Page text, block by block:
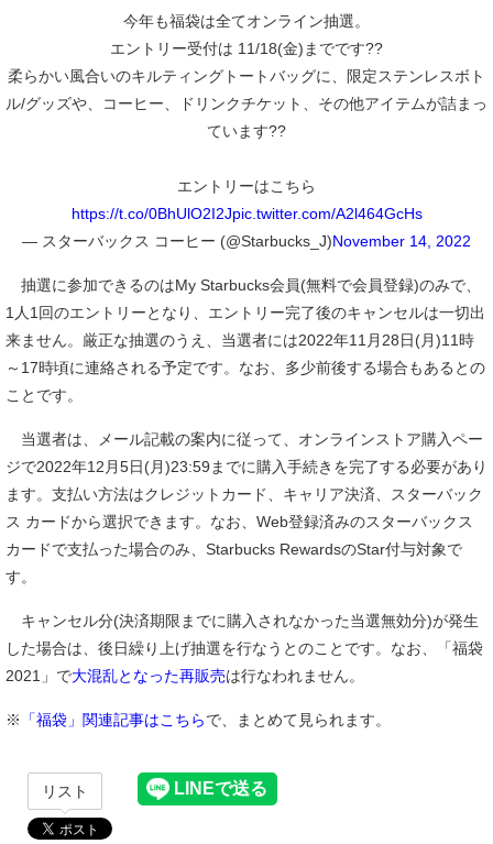
今年も福袋は全てオンライン抽選。
エントリー受付は 11/18(金)までです??
柔らかい風合いのキルティングトートバッグに、限定ステンレスボト
ル/グッズや、コーヒー、ドリンクチケット、その他アイテムが詰まっ
ています??
エントリーはこちら
https://t.co/0BhUlO2I2Jpic.twitter.com/A2l464GcHs
— スターバックス コーヒー (@Starbucks_J)November 14, 2022
抽選に参加できるのはMy Starbucks会員(無料で会員登録)のみで、
1人1回のエントリーとなり、エントリー完了後のキャンセルは一切出
来ません。厳正な抽選のうえ、当選者には2022年11月28日(月)11時
～17時頃に連絡される予定です。なお、多少前後する場合もあるとの
ことです。
当選者は、メール記載の案内に従って、オンラインストア購入ペー
ジで2022年12月5日(月)23:59までに購入手続きを完了する必要があり
ます。支払い方法はクレジットカード、キャリア決済、スターバック
ス カードから選択できます。なお、Web登録済みのスターバックス
カードで支払った場合のみ、Starbucks RewardsのStar付与対象で
す。
キャンセル分(決済期限までに購入されなかった当選無効分)が発生
した場合は、後日繰り上げ抽選を行なうとのことです。なお、「福袋
2021」で大混乱となった再販売は行なわれません。
※ 「福袋」関連記事はこちらで、まとめて見られます。
リスト